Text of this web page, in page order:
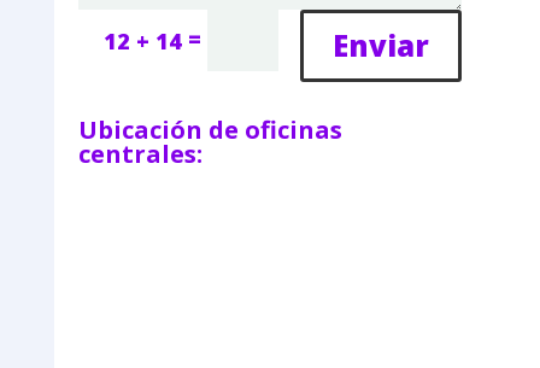
12 + 14 = Enviar
Ubicación de oficinas
centrales: